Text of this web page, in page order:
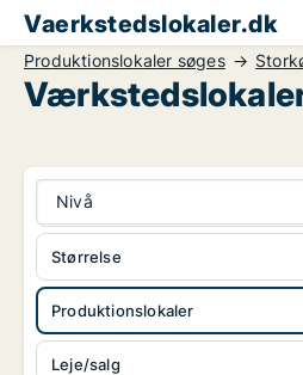
Vaerkstedslokaler.dk
Produktionslokaler søges
Nivå
Produktionslokaler
Leje/salg
Størrelse